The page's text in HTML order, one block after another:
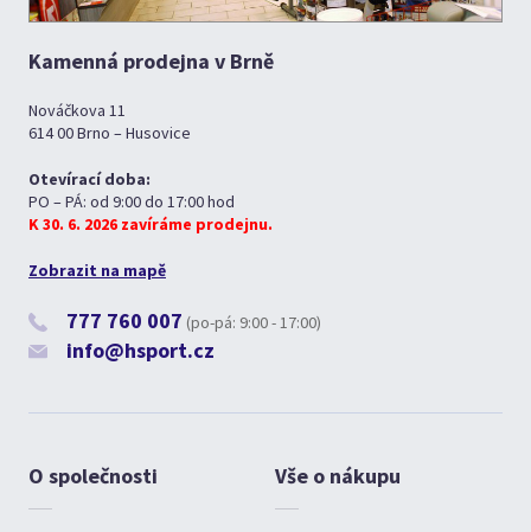
Kamenná prodejna v Brně
Nováčkova 11
614 00 Brno – Husovice
Otevírací doba:
PO – PÁ: od 9:00 do 17:00 hod
K 30. 6. 2026 zavíráme prodejnu.
Zobrazit na mapě
777 760 007 (po-pá: 9:00 - 17:00)
info@hsport.cz
O společnosti Vše o nákupu